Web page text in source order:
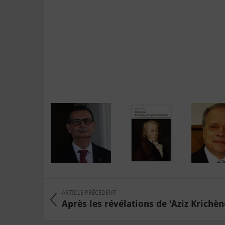
ARTICLE PRÉCÉDENT
Après les révélations de 'Aziz